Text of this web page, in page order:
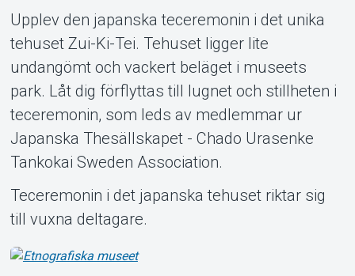
About Tickster
Upplev den japanska teceremonin i det unika
tehuset Zui-Ki-Tei. Tehuset ligger lite
undangömt och vackert beläget i museets
park. Låt dig förflyttas till lugnet och stillheten i
teceremonin, som leds av medlemmar ur
Japanska Thesällskapet - Chado Urasenke
Tankokai Sweden Association.
Teceremonin i det japanska tehuset riktar sig
till vuxna deltagare.